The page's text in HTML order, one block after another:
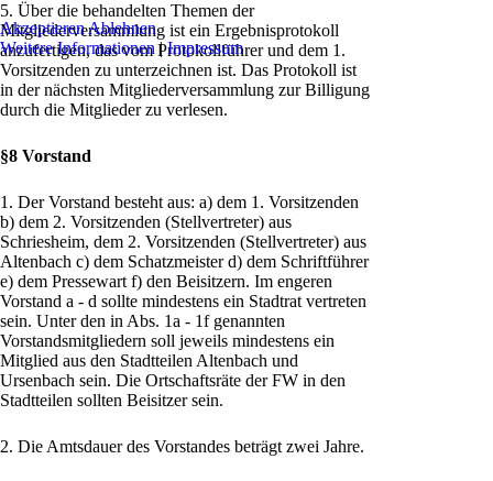
5. Über die behandelten Themen der
Mitgliederversammlung ist ein Ergebnisprotokoll
anzufertigen, das vom Protokollführer und dem 1.
Vorsitzenden zu unterzeichnen ist. Das Protokoll ist
in der nächsten Mitgliederversammlung zur Billigung
durch die Mitglieder zu verlesen.
§8 Vorstand
1. Der Vorstand besteht aus: a) dem 1. Vorsitzenden
b) dem 2. Vorsitzenden (Stellvertreter) aus
Schriesheim, dem 2. Vorsitzenden (Stellvertreter) aus
Altenbach c) dem Schatzmeister d) dem Schriftführer
e) dem Pressewart f) den Beisitzern. Im engeren
Vorstand a - d sollte mindestens ein Stadtrat vertreten
sein. Unter den in Abs. 1a - 1f genannten
Vorstandsmitgliedern soll jeweils mindestens ein
Mitglied aus den Stadtteilen Altenbach und
Ursenbach sein. Die Ortschaftsräte der FW in den
Stadtteilen sollten Beisitzer sein.
2. Die Amtsdauer des Vorstandes beträgt zwei Jahre.
AkzeptierenAblehnen
Weitere Informationen|Impressum